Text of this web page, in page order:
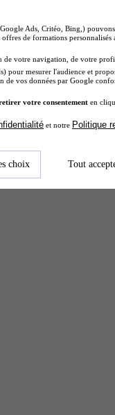
plus
Google Ads, Critéo, Bing,)
de formations
de votre navigation, de votre
pour mesurer l'audience et
de vos données par Google
votre consentement en
et notre Politique
choix Tout